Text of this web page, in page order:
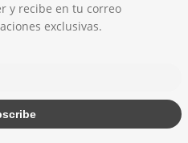
y recibe en tu correo
exclusivas.